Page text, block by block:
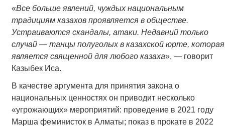
«Все больше явлений, чуждых национальным
традициям казахов проявляется в обществе.
Устраиваются скандалы, атаки. Недавний только
случай — танцы полуголых в казахской юрте, которая
является священной для любого казаха», — говорит
Казыбек Иса.
В качестве аргумента для принятия закона о
национальных ценностях он приводит несколько
«угрожающих» мероприятий: проведение в 2021 году
Марша феминисток в Алматы; показ в прокате в 2022